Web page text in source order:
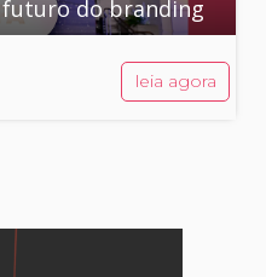
futuro do branding
leia agora